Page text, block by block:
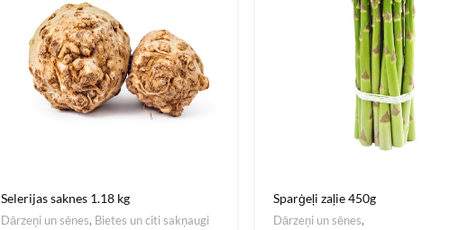
Selerijas saknes 1.18 kg
Dārzeņi un sēnes, Bietes un citi sakņaugi
Sparģeļi zaļie 450g
Dārzeņi un sēnes,